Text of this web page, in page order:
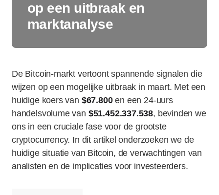
op een uitbraak en
marktanalyse
De Bitcoin-markt vertoont spannende signalen die
wijzen op een mogelijke uitbraak in maart. Met een
huidige koers van $67.800en een 24-uurs
handelsvolume van $51.452.337.538, bevinden we
ons in een cruciale fase voor de grootste
cryptocurrency. In dit artikel onderzoeken we de
huidige situatie van Bitcoin, de verwachtingen van
analisten en de implicaties voor investeerders.